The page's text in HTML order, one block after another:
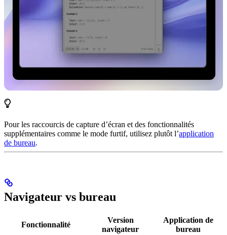
Pour les raccourcis de capture d’écran et des fonctionnalités
supplémentaires comme le mode furtif, utilisez plutôt l’application
de bureau.
Navigateur vs bureau
Fonctionnalité
Version
navigateur
Application de
bureau